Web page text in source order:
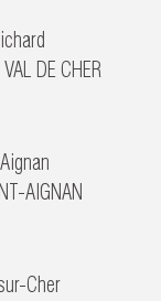
DE CHER
AIGNAN
Cher